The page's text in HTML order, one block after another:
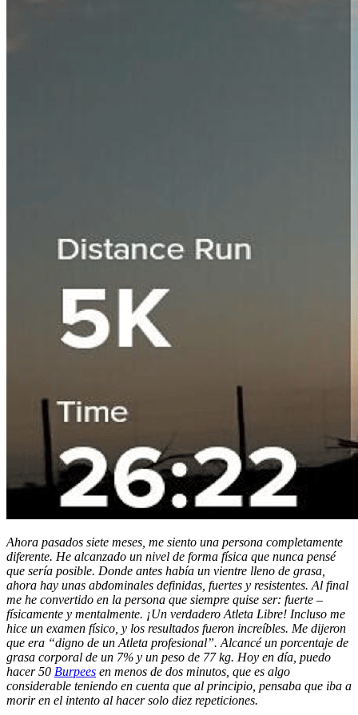
Ahora pasados siete meses, me siento una persona completamente
diferente. He alcanzado un nivel de forma física que nunca pensé
que sería posible. Donde antes había un vientre lleno de grasa,
ahora hay unas abdominales definidas, fuertes y resistentes. Al final
me he convertido en la persona que siempre quise ser: fuerte –
físicamente y mentalmente. ¡Un verdadero Atleta Libre! Incluso me
hice un examen físico, y los resultados fueron increíbles. Me dijeron
que era “digno de un Atleta profesional”. Alcancé un porcentaje de
grasa corporal de un 7% y un peso de 77 kg. Hoy en día, puedo
hacer 50 Burpees en menos de dos minutos, que es algo
considerable teniendo en cuenta que al principio, pensaba que iba a
morir en el intento al hacer solo diez repeticiones.